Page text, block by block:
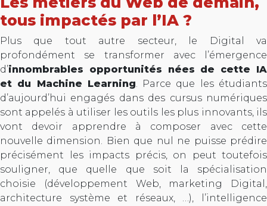
tous impactés par l’IA ?
Plus que tout autre secteur, le Digital va
profondément se transformer avec l’émergence
d’innombrables opportunités nées de cette IA
et du Machine Learning. Parce que les étudiants
d’aujourd’hui engagés dans des cursus numériques
sont appelés à utiliser les outils les plus innovants, ils
vont devoir apprendre à composer avec cette
nouvelle dimension. Bien que nul ne puisse prédire
précisément les impacts précis, on peut toutefois
souligner, que quelle que soit la spécialisation
choisie (développement Web, marketing Digital,
architecture système et réseaux, …), l’intelligence